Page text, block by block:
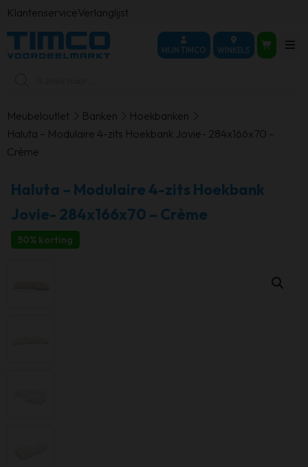
KlantenserviceVerlanglijst
MIJN TIMCO WINKELS
Meubeloutlet Banken
Hoekbanken
Haluta – Modulaire 4-zits Hoekbank Jovie- 284x166x70 –
Crème
Haluta – Modulaire 4-zits Hoekbank
Jovie- 284x166x70 – Crème
50% korting